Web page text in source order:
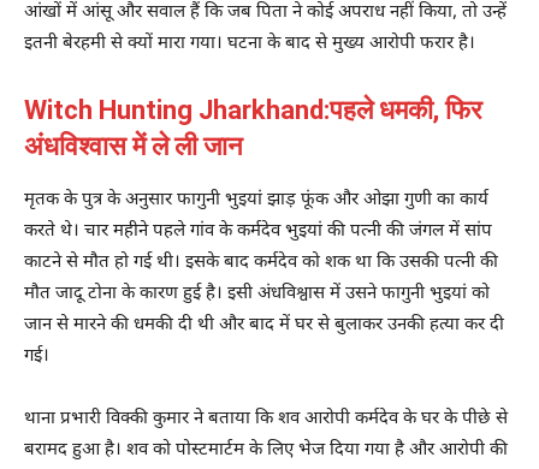
आंखों में आंसू और सवाल हैं कि जब पिता ने कोई अपराध नहीं किया, तो उन्हें
इतनी बेरहमी से क्यों मारा गया। घटना के बाद से मुख्य आरोपी फरार है।
Witch Hunting Jharkhand:पहले धमकी, फिर
अंधविश्वास में ले ली जान
मृतक के पुत्र के अनुसार फागुनी भुइयां झाड़ फूंक और ओझा गुणी का कार्य
करते थे। चार महीने पहले गांव के कर्मदेव भुइयां की पत्नी की जंगल में सांप
काटने से मौत हो गई थी। इसके बाद कर्मदेव को शक था कि उसकी पत्नी की
मौत जादू टोना के कारण हुई है। इसी अंधविश्वास में उसने फागुनी भुइयां को
जान से मारने की धमकी दी थी और बाद में घर से बुलाकर उनकी हत्या कर दी
गई।
थाना प्रभारी विक्की कुमार ने बताया कि शव आरोपी कर्मदेव के घर के पीछे से
बरामद हुआ है। शव को पोस्टमार्टम के लिए भेज दिया गया है और आरोपी की